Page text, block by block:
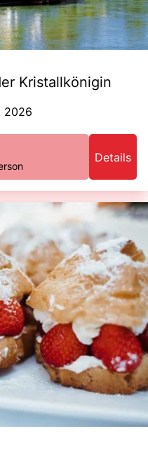
Kristallkönigin
2026
Details